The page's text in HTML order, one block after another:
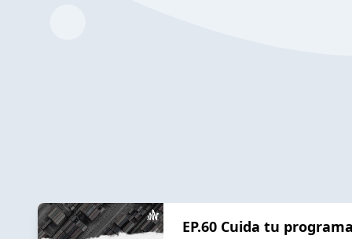
EP.60 Cuida tu